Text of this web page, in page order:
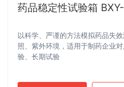
药品稳定性试验箱
以科学、严谨的方法模拟药品失
照、紫外环境，适用于制药企业
验、长期试验